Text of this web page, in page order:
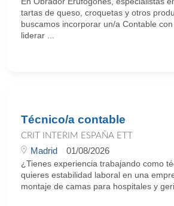
tartas de queso, croquetas y otros
buscamos incorporar un/a Contable
liderar ...
Técnico/a contable
CRIT INTERIM ESPAÑA ETT
Madrid 01/08/2026
¿Tienes experiencia trabajando como
quieres estabilidad laboral en una
montaje de camas para hospitales y